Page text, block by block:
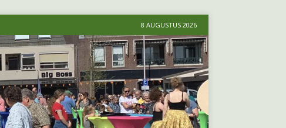
8 AUGUSTUS 2026